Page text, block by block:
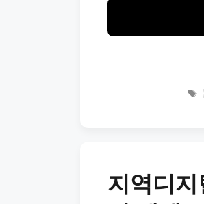
지역디